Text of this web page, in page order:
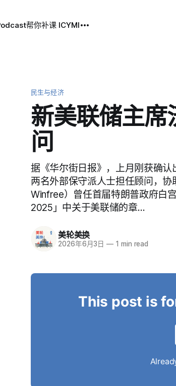
帮你补课 ICYMI
民生与经济
新美联储主席
问
据《华尔街日报》，上月刚获确认
两名外部保守派人士担任顾问，协
Winfree）曾任首届特朗普政府白
2025」中关于美联储的章…
美轮美换
2026年6月3日 — 1 min read
This post is